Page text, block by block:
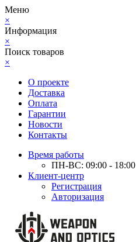
Меню
×
Информация
×
Поиск товаров
×
О проекте
Доставка
Оплата
Гарантии
Новости
Контакты
Время работы
ПН-ВС: 09:00 - 18:00
Клиент-центр
Регистрация
Авторизация